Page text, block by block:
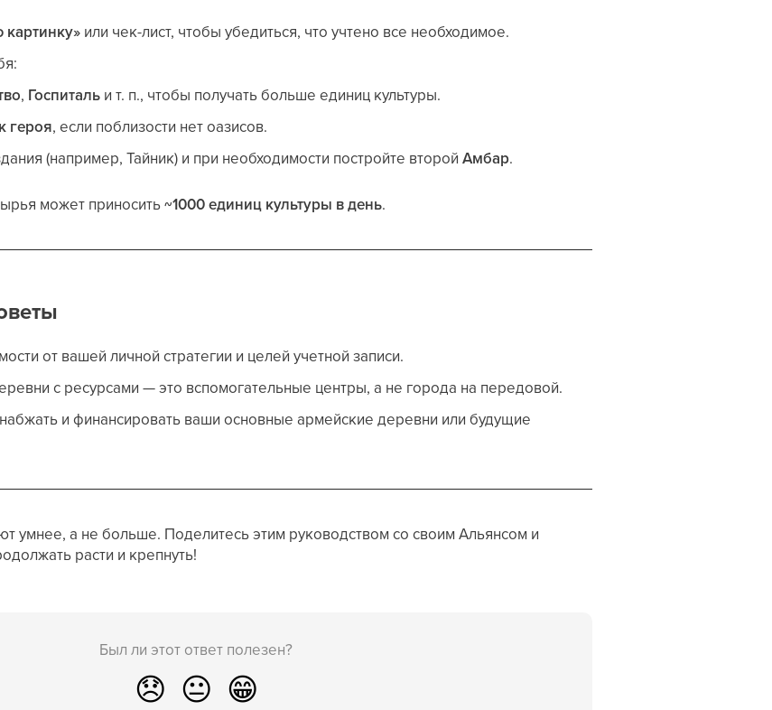
картинку» или чек-лист, чтобы убедиться, что учтено все необходимое.
, Госпиталь и т. п., чтобы получать больше единиц культуры.
героя, если поблизости нет оазисов.
(например, Тайник) и при необходимости постройте второйАмбар.
может приносить~1000 единиц культуры в день.
от вашей личной стратегии и целей учетной записи.
с ресурсами — это вспомогательные центры, а не города на передовой.
и финансировать ваши основные армейские деревни или будущие
умнее, а не больше. Поделитесь этим руководством со своим Альянсом и
расти и крепнуть!
Был ли этот ответ полезен?
😞 😐 😁